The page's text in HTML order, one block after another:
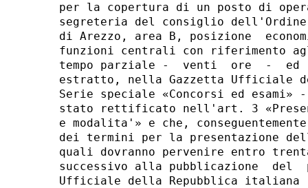
per la copertura di un posto di
segreteria del consiglio
di Arezzo, area B, posizione
funzioni centrali con riferimento
tempo parziale -  venti  ore  -  ed
estratto, nella Gazzetta Ufficiale
Serie speciale «Concorsi ed
stato rettificato nell'art. 3
e modalita'» e che,
dei termini per la presentazione
quali dovranno pervenire entro
successivo alla pubblicazione  del
Ufficiale della Repubblica italiana